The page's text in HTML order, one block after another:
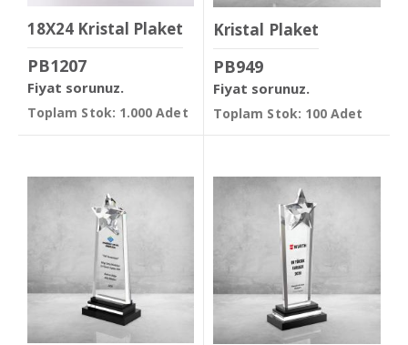
18X24 Kristal Plaket
PB1207
Fiyat sorunuz.
Toplam Stok: 1.000 Adet
Kristal Plaket
PB949
Fiyat sorunuz.
Toplam Stok: 100 Adet